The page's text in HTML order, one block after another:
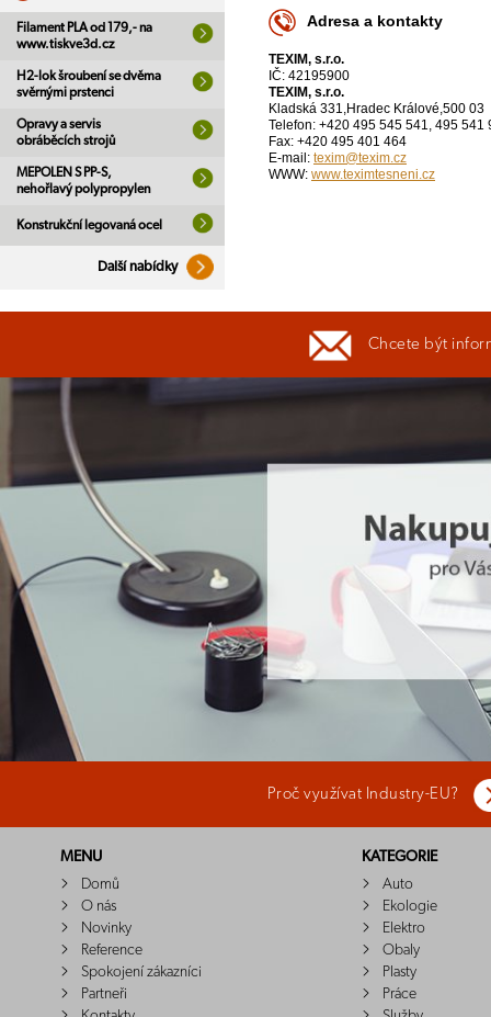
Filament PLA od 179,- na
www.tiskve3d.cz
H2-lok šroubení se dvěma
svěrnými prstenci
Opravy a servis
obráběcích strojů
MEPOLEN S PP-S,
nehořlavý polypropylen
Konstrukční legovaná ocel
Další nabídky
Adresa a kontakty
TEXIM, s.r.o.
IČ: 42195900
TEXIM, s.r.o.
Kladská 331,Hradec Králové,500 03
Telefon: +420 495 545 541, 495 541
Fax: +420 495 401 464
E-mail: texim@texim.cz
WWW: www.teximtesneni.cz
Chcete být
Proč využívat Industry-EU?
MENU
Domů
O nás
Novinky
Reference
Spokojení zákazníci
Partneři
KATEGORIE
Auto
Ekologie
Elektro
Obaly
Plasty
Práce